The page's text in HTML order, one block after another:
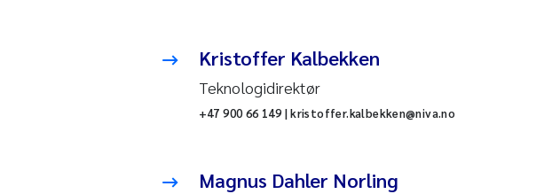
Kristoffer Kalbekken
Teknologidirektør
+47 900 66 149 | kristoffer.kalbekken@niva.no
Magnus Dahler Norling